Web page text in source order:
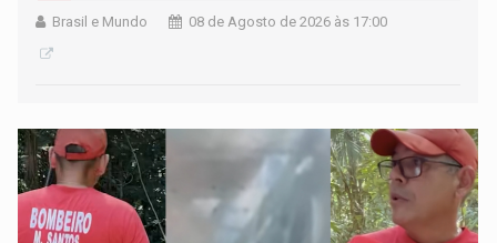
Brasil e Mundo 08 de Agosto de 2026 às 17:00